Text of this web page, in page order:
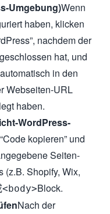
Umgebung)Wenn
haben, klicken
nachdem der
hat, und
in den
Webseiten-URL
haben.
WordPress-
kopieren” und
Seiten-
(z.B. Shopify, Wix,
<body>Block.
Nach der